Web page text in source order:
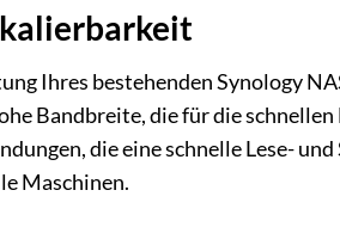
Ihres bestehenden Synology
Bandbreite, die für die
die eine schnelle Lese-
Maschinen.